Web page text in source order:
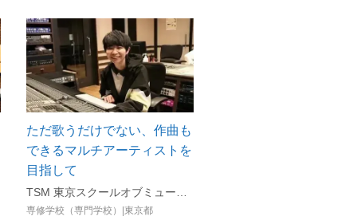
ただ歌うだけでない、作曲も
できるマルチアーティストを
目指して
TSM 東京スクールオブミュージック＆ダンス専門学校（音楽・ダンス・K-POP・作曲・コンサート・マネージャー・声優俳優・VTuber）
専修学校（専門学校）|東京都